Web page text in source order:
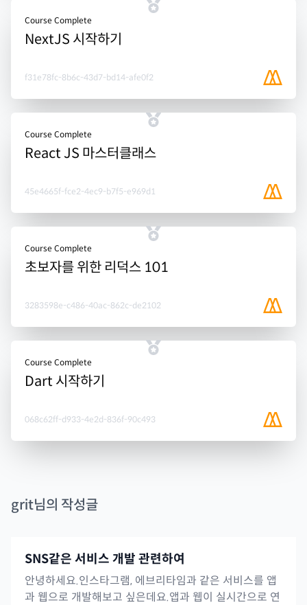
Course Complete
NextJS 시작하기
f31e78fc-8b6c-43d7-bd14-afe0f2
Course Complete
React JS 마스터클래스
45e4665f-fce2-4ec9-b7f5-e969d1
Course Complete
초보자를 위한 리덕스 101
3283598e-c486-40ac-862c-de2102
Course Complete
Dart 시작하기
068c62ff-d933-4e2d-836f-90c493
grit님의 작성글
SNS같은 서비스 개발 관련하여
안녕하세요.인스타그램, 에브리타임과 같은 서비스를 앱
과 웹으로 개발해보고 싶은데요.앱과 웹이 실시간으로 연